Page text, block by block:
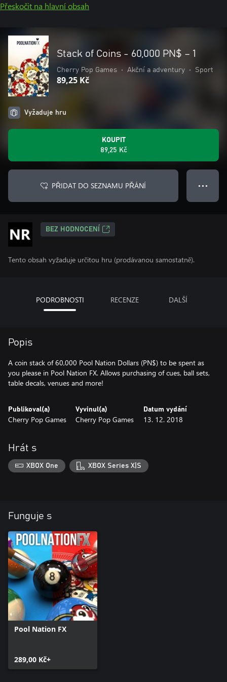
Přeskočit na hlavní obsah
Stack of Coins - 60,000 PN$ – 1
Cherry Pop Games • Akční a adventury • Sport
89,25 Kč
Vyžaduje hru
KOUPIT
89,25 Kč
PŘIDAT DO SEZNAMU PŘÁNÍ ● ● ●
BEZ HODNOCENÍ
Tento obsah vyžaduje určitou hru (prodávanou samostatně).
PODROBNOSTI RECENZE DALŠÍ
Popis
A coin stack of 60,000 Pool Nation Dollars (PN$) to be spent as
you please in Pool Nation FX. Allows purchasing of cues, ball sets,
table decals, venues and more!
Publikoval(a)
Cherry Pop Games
Vyvinul(a)
Cherry Pop Games
Datum vydání
13. 12. 2018
Hrát s
XBOX One XBOX Series X|S
Funguje s
Pool Nation FX
289,00 Kč+